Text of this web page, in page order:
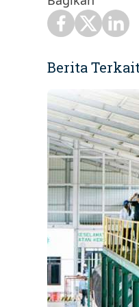
Berita